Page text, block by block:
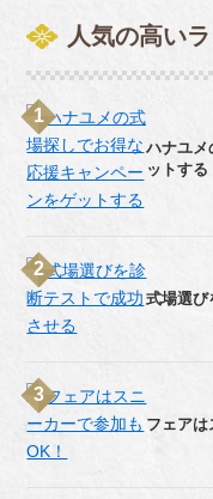
人気の高い
ハナユメ
ットする
式場選び
フェアは